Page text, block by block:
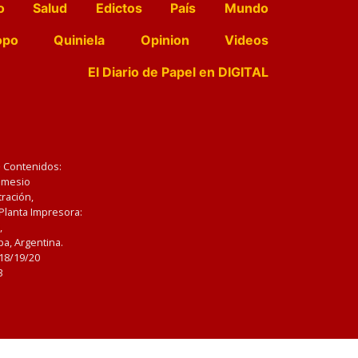
Salud Edictos País
Mundo
Quiniela Opinion
Videos
El Diario de Papel en DIGITAL
Impresora:
Argentina.
19/20